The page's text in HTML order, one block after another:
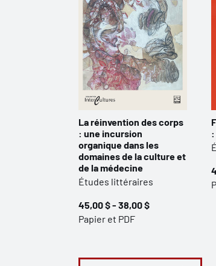
La réinvention des corps
: une incursion
organique dans les
domaines de la culture et
de la médecine
Études littéraires
45,00 $ - 38,00 $
Papier et PDF